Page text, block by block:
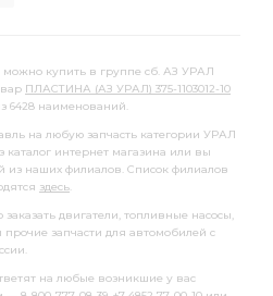
АЗ УРАЛ
УРАЛ БМКД фланец
1-ой
МОСТ ЗАДНИЙ i=7,49
можно купить в группе сб. АЗ УРАЛ
ПЛАСТИНА (АЗ УРАЛ) 375-1103012-10
6428 наименований.
на любую запчасть категории УРАЛ
каталог интернет магазина или вы
из наших филиалов. Список филиалов
здесь.
двигатели, топливные насосы,
запчасти для автомобилей с
на любые возникшие у вас